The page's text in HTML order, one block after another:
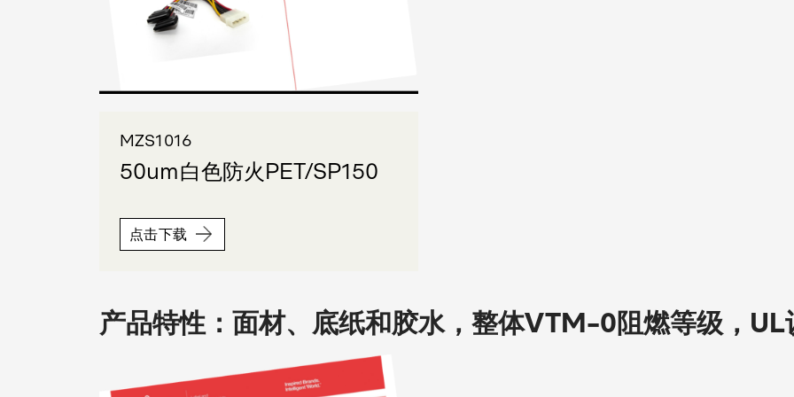
MZS1016
50um白色防火PET/SP150
点击下载
产品特性：面材、底纸和胶水，整体VTM-0阻燃等级，UL